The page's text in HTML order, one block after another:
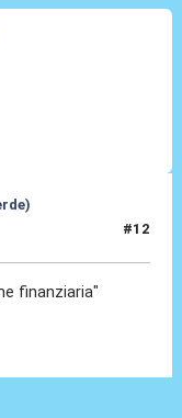
#12
finanziaria"